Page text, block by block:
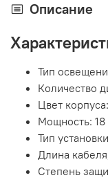
Описание
Тип
Количество
Цвет
Мощность: 18
Тип
Длина
Степень